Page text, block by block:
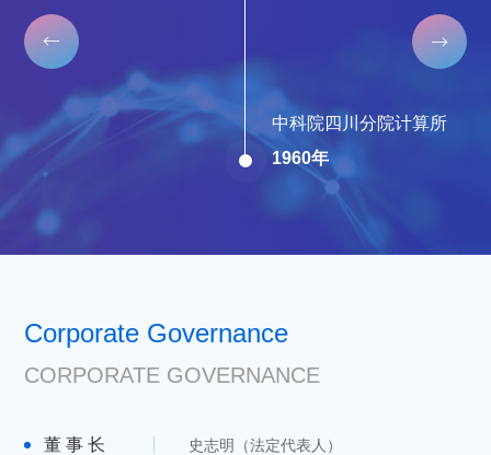
1960年
中科院四川分院计算所
 
Corporate Governance
CORPORATE GOVERNANCE
董 事 长 史志明（法定代表人）